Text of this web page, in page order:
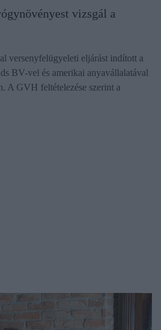
vizsgál a
versenyfelügyeleti eljárást indított a
BV-vel és amerikai anyavállalatával
A GVH feltételezése szerint a